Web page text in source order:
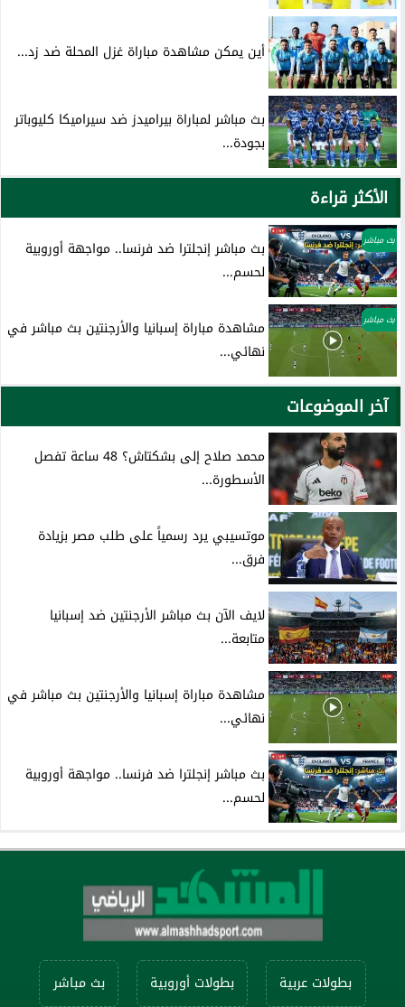
أين يمكن مشاهدة مباراة غزل المحلة ضد زد...
بث مباشر لمباراة بيراميدز ضد سيراميكا كليوباتر
بجودة...
الأكثر قراءة
بث مباشر
بث مباشر إنجلترا ضد فرنسا.. مواجهة أوروبية
لحسم...
بث مباشر
مشاهدة مباراة إسبانيا والأرجنتين بث مباشر في
نهائي...
آخر الموضوعات
محمد صلاح إلى بشكتاش؟ 48 ساعة تفصل
الأسطورة...
موتسيبي يرد رسمياً على طلب مصر بزيادة
فرق...
لايف الآن بث مباشر الأرجنتين ضد إسبانيا
متابعة...
مشاهدة مباراة إسبانيا والأرجنتين بث مباشر في
نهائي...
بث مباشر إنجلترا ضد فرنسا.. مواجهة أوروبية
لحسم...
بطولات عربية بطولات أوروبية بث مباشر